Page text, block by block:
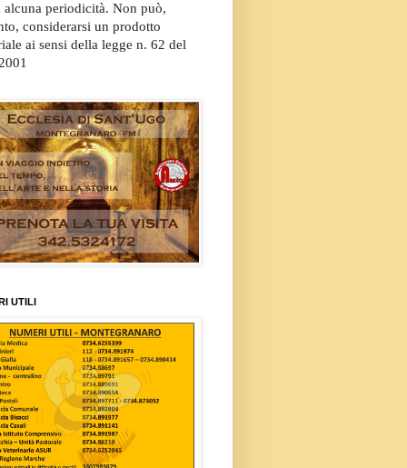
alcuna periodicità. Non può,
considerarsi un prodotto
ai sensi della legge n. 62 del
UTILI